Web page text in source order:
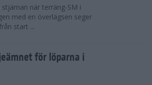
när terräng-SM i
med en överlägsen seger
start ...
för löparna i